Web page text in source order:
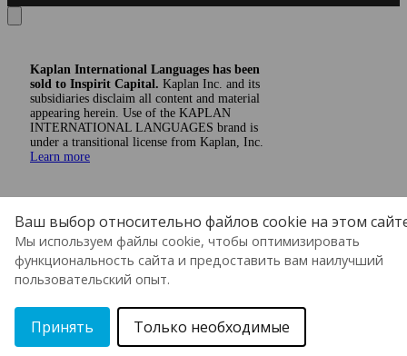
Ваш выбор относительно файлов cookie на этом
Мы используем файлы cookie, чтобы оптимизировать
функциональность сайта и предоставить вам наилучший
пользовательский опыт.
Принять Только необходимые
Kaplan International Languages has been
sold to Inspirit Capital. Kaplan Inc. and its
subsidiaries disclaim all content and material
appearing herein. Use of the KAPLAN
INTERNATIONAL LANGUAGES brand is
under a transitional license from Kaplan, Inc.
Learn more